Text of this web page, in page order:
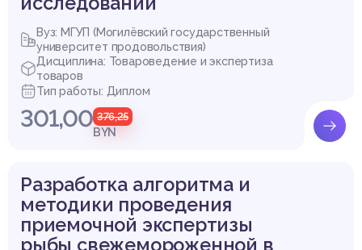
Вуз: МГУП (Могилёвский государственный
университет продовольствия)
Дисциплина: Товароведение и экспертиза
товаров
Тип работы: Диплом
301,00 376,25
BYN
Разработка алгоритма и
методики проведения
приемочной экспертизы
рыбы свежемороженной в